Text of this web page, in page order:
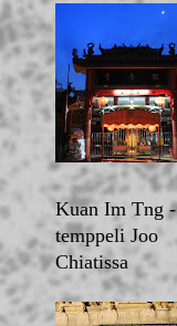
Kuan Im Tng -
temppeli Joo
Chiatissa